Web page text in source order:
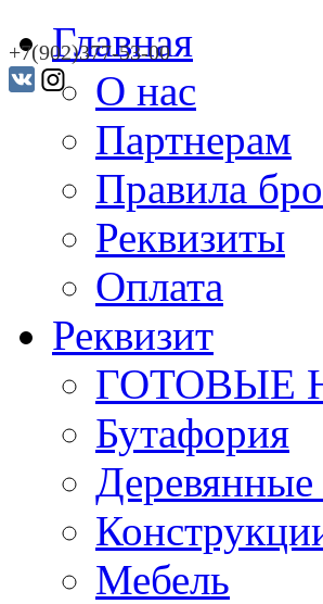
+7(902)377-53-00
Главная
О нас
Партнерам
Правила
Реквизиты
Оплата
Реквизит
ГОТОВЫЕ
Бутафория
Деревянные
Мебель